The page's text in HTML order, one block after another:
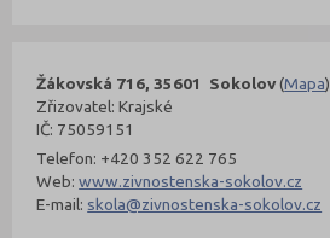
Žákovská 716, 35601 Sokolov(Mapa)
Zřizovatel: Krajské
IČ: 75059151
Telefon: +420 352 622 765
Web:www.zivnostenska-sokolov.cz
E-mail: skola@zivnostenska-sokolov.cz